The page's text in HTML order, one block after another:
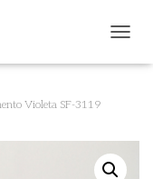
Violeta SF-3119